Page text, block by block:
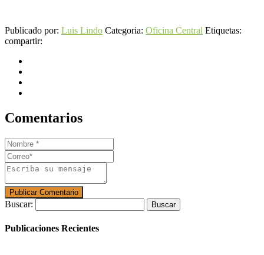
Publicado por: Luis Lindo Categoria: Oficina Central Etiquetas:
compartir:
Comentarios
Buscar:
Publicaciones Recientes